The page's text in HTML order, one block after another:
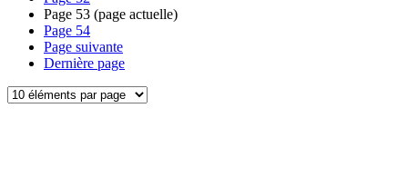
Page 53 (page actuelle)
Page 54
Page suivante
Dernière page